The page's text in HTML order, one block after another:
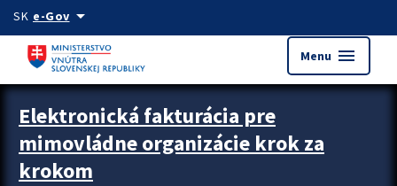
Preskocit na hlavný obsah
SK e-Govarrow_drop_down
Menu menu
Zastavit automatický posun upútavok
Elektronická fakturácia pre
mimovládne organizácie krok za
krokom